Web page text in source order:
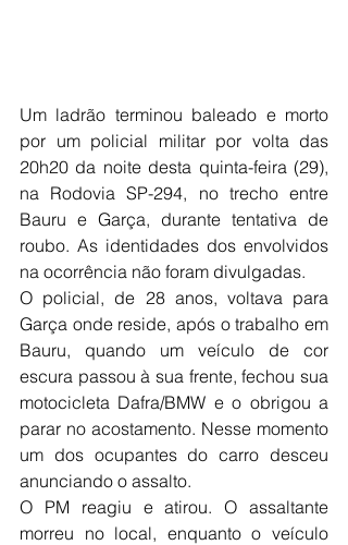
Um ladrão terminou baleado e morto
por um policial militar por volta das
20h20 da noite desta quinta-feira (29),
na Rodovia SP-294, no trecho entre
Bauru e Garça, durante tentativa de
roubo. As identidades dos envolvidos
na ocorrência não foram divulgadas.
O policial, de 28 anos, voltava para
Garça onde reside, após o trabalho em
Bauru, quando um veículo de cor
escura passou à sua frente, fechou sua
motocicleta Dafra/BMW e o obrigou a
parar no acostamento. Nesse momento
um dos ocupantes do carro desceu
anunciando o assalto.
O PM reagiu e atirou. O assaltante
morreu no local, enquanto o veículo